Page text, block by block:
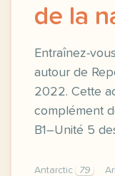
de la
Entraînez-
autour de
2022. Cette
complément
B1–Unité 5
Antarctic 79